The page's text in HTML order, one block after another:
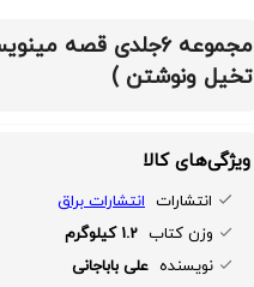
مجموعه 6جلدی قصه
تخیل ونوشتن )
ویژگی‌های کالا
انتشارات انتشارات براق
وزن کتاب 1.2 کیلوگرم
نویسنده علی باباجانی